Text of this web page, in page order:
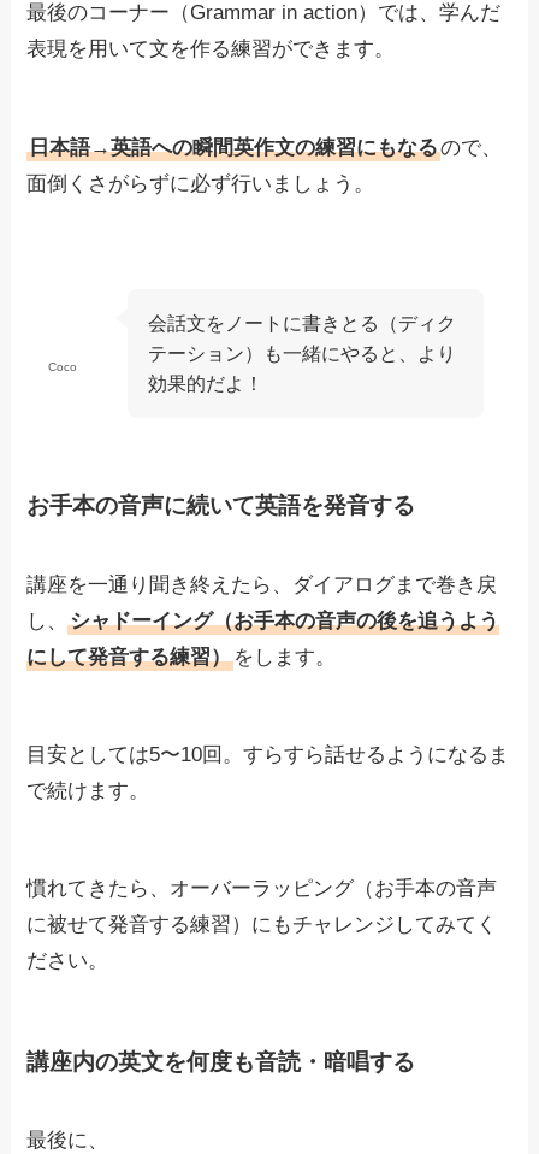
最後のコーナー（Grammar in action）では、学んだ
表現を用いて文を作る練習ができます。
日本語→英語への瞬間英作文の練習にもなるので、
面倒くさがらずに必ず行いましょう。
Coco
会話文をノートに書きとる（ディク
テーション）も一緒にやると、より
効果的だよ！
お手本の音声に続いて英語を発音する
講座を一通り聞き終えたら、ダイアログまで巻き戻
し、シャドーイング（お手本の音声の後を追うよう
にして発音する練習）をします。
目安としては5〜10回。すらすら話せるようになるま
で続けます。
慣れてきたら、オーバーラッピング（お手本の音声
に被せて発音する練習）にもチャレンジしてみてく
ださい。
講座内の英文を何度も音読・暗唱する
最後に、